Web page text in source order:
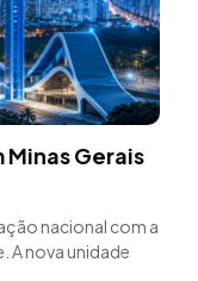
Minas Gerais
nacional com a
A nova unidade